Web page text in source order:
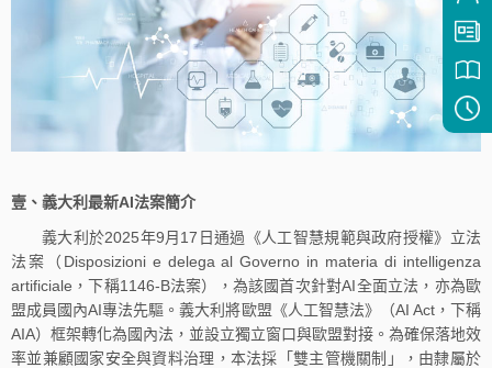
壹、義大利最新AI法案簡介
義大利於2025年9月17日通過《人工智慧規範與政府授權》立法
法案（Disposizioni e delega al Governo in materia di intelligenza
artificiale，下稱1146‑B法案），為該國首次針對AI全面立法，亦為歐
盟成員國內AI專法先驅。義大利將歐盟《人工智慧法》（AI Act，下稱
AIA）框架轉化為國內法，並設立獨立窗口與歐盟對接。為確保落地效
率並兼顧國家安全與資料治理，本法採「雙主管機關制」，由隸屬於